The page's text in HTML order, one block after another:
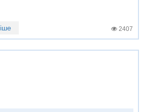
2407